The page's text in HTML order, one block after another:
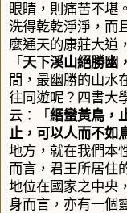
眼睛，則痛苦不堪
洗得乾乾淨淨，而
麼通天的康莊大道
「 天下溪山絕勝幽
間，最幽勝的山水
往同遊呢？四書大
云：「 緡蠻黃鳥，
止，可以人而不如
地方，就在我們本
而言，君王所居住
地位在國家之中央
身而言，亦有一個